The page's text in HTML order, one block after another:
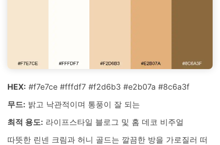
HEX: #f7e7ce #fffdf7 #f2d6b3 #e2b07a #8c6a3f
무드: 밝고 낙관적이며 통풍이 잘 되는
최적 용도: 라이프스타일 블로그 및 홈 데코 비주얼
따뜻한 린넨 크림과 허니 골드는 깔끔한 방을 가로질러 떠